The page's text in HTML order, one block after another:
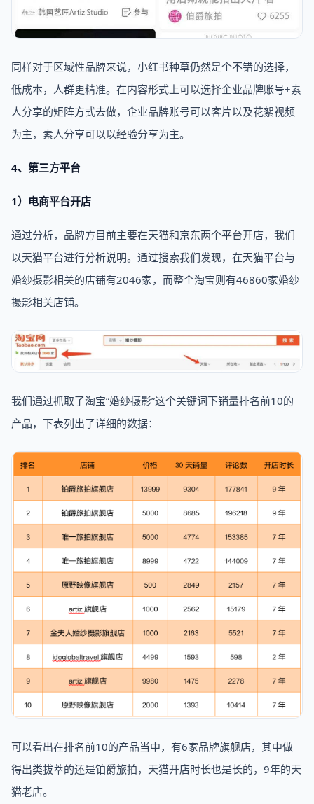
同样对于区域性品牌来说，小红书种草仍然是个不错的选择，
低成本，人群更精准。在内容形式上可以选择企业品牌账号+素
人分享的矩阵方式去做，企业品牌账号可以客片以及花絮视频
为主，素人分享可以以经验分享为主。
4、第三方平台
1）电商平台开店
通过分析，品牌方目前主要在天猫和京东两个平台开店，我们
以天猫平台进行分析说明。通过搜索我们发现，在天猫平台与
婚纱摄影相关的店铺有2046家，而整个淘宝则有46860家婚纱
摄影相关店铺。
我们通过抓取了淘宝“婚纱摄影”这个关键词下销量排名前10的
产品，下表列出了详细的数据：
可以看出在排名前10的产品当中，有6家品牌旗舰店，其中做
得出类拔萃的还是铂爵旅拍，天猫开店时长也是长的，9年的天
猫老店。